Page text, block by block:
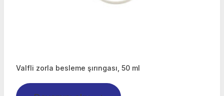
Valfli zorla besleme şırıngası, 50 ml